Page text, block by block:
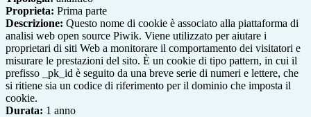
Proprieta: Prima parte
Descrizione: Questo nome di cookie è associato alla piattaforma di
analisi web open source Piwik. Viene utilizzato per aiutare i
proprietari di siti Web a monitorare il comportamento dei visitatori e
misurare le prestazioni del sito. È un cookie di tipo pattern, in cui il
prefisso _pk_id è seguito da una breve serie di numeri e lettere, che
si ritiene sia un codice di riferimento per il dominio che imposta il
cookie.
Durata: 1 anno